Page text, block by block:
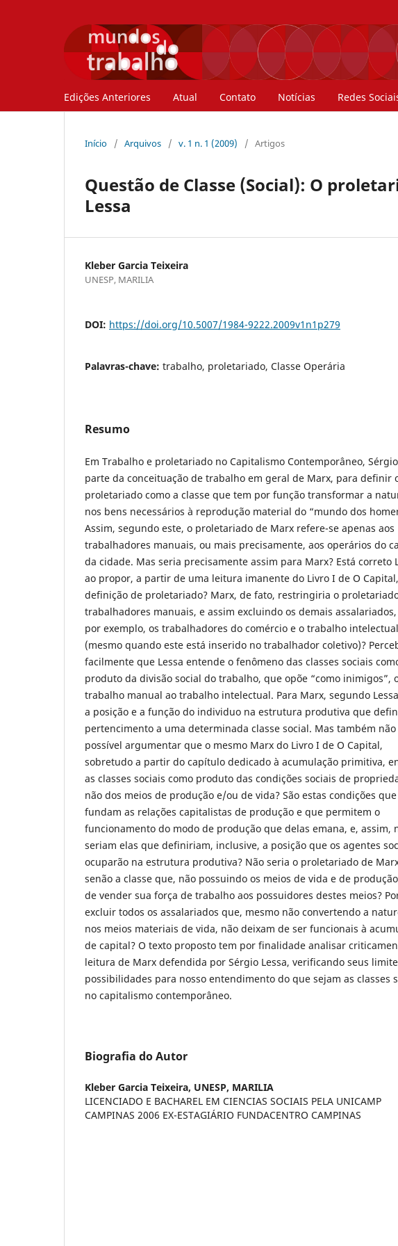
Edições Anteriores Atual Contato Notícias Redes
Início / Arquivos / v. 1 n. 1 (2009) / Artigos
Questão de Classe (Social): O
Lessa
Kleber Garcia Teixeira
UNESP, MARILIA
DOI: https://doi.org/10.5007/1984-9222.2009v1n1p279
Palavras-chave: trabalho, proletariado, Classe Operária
Resumo
Em Trabalho e proletariado no Capitalismo Contemporâneo, Sérgio
parte da conceituação de trabalho em geral de Marx, para definir
proletariado como a classe que tem por função transformar a
nos bens necessários à reprodução material do “mundo dos
Assim, segundo este, o proletariado de Marx refere-se apenas aos
trabalhadores manuais, ou mais precisamente, aos operários do
da cidade. Mas seria precisamente assim para Marx? Está correto
ao propor, a partir de uma leitura imanente do Livro I de O
definição de proletariado? Marx, de fato, restringiria o
trabalhadores manuais, e assim excluindo os demais assalariados,
por exemplo, os trabalhadores do comércio e o trabalho intelectual
(mesmo quando este está inserido no trabalhador coletivo)?
facilmente que Lessa entende o fenômeno das classes sociais
produto da divisão social do trabalho, que opõe “como inimigos”,
trabalho manual ao trabalho intelectual. Para Marx, segundo
a posição e a função do individuo na estrutura produtiva que
pertencimento a uma determinada classe social. Mas também não
possível argumentar que o mesmo Marx do Livro I de O Capital,
sobretudo a partir do capítulo dedicado à acumulação primitiva,
as classes sociais como produto das condições sociais de
não dos meios de produção e/ou de vida? São estas condições que
fundam as relações capitalistas de produção e que permitem o
funcionamento do modo de produção que delas emana, e, assim,
seriam elas que definiriam, inclusive, a posição que os agentes
ocuparão na estrutura produtiva? Não seria o proletariado de
senão a classe que, não possuindo os meios de vida e de
de vender sua força de trabalho aos possuidores destes meios?
excluir todos os assalariados que, mesmo não convertendo a
nos meios materiais de vida, não deixam de ser funcionais à
de capital? O texto proposto tem por finalidade analisar
leitura de Marx defendida por Sérgio Lessa, verificando seus
possibilidades para nosso entendimento do que sejam as classes
no capitalismo contemporâneo.
Biografia do Autor
Kleber Garcia Teixeira, UNESP, MARILIA
LICENCIADO E BACHAREL EM CIENCIAS SOCIAIS PELA UNICAMP
CAMPINAS 2006 EX-ESTAGIÁRIO FUNDACENTRO CAMPINAS